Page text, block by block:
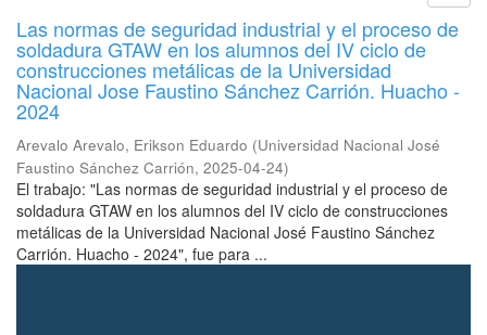
Las normas de seguridad industrial y el proceso de
soldadura GTAW en los alumnos del IV ciclo de
construcciones metálicas de la Universidad
Nacional Jose Faustino Sánchez Carrión. Huacho -
2024
Arevalo Arevalo, Erikson Eduardo (Universidad Nacional José
Faustino Sánchez Carrión, 2025-04-24)
El trabajo: "Las normas de seguridad industrial y el proceso de
soldadura GTAW en los alumnos del IV ciclo de construcciones
metálicas de la Universidad Nacional José Faustino Sánchez
Carrión. Huacho - 2024", fue para ...